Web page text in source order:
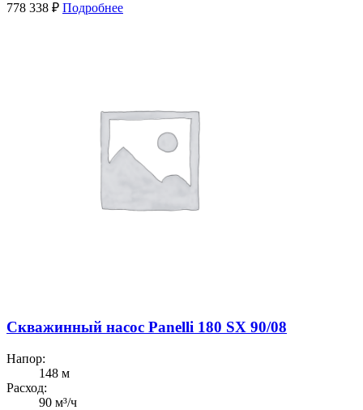
778 338 ₽ Подробнее
Скважинный насос Panelli 180 SX 90/08
Напор:
148 м
Расход:
90 м³/ч